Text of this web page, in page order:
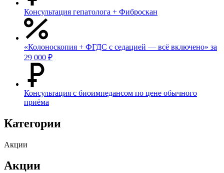
Консультация гепатолога + Фиброскан
«Колоноскопия + ФГДС с седацией — всё включено» за
29 000 ₽
Консультация с биоимпедансом по цене обычного
приёма
Категории
Акции
Акции